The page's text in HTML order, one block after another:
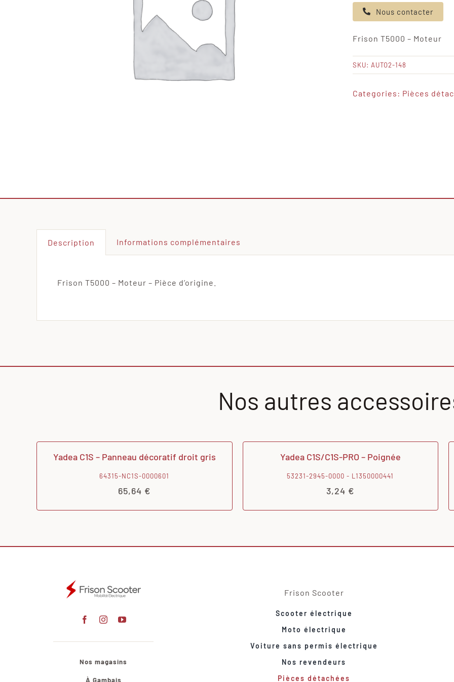
Frison
-
Moteur
Nous contacter
Frison T5000 – Moteur
SKU: AUTO2-148
Categories: Pièces
Description Informations complémentaires
Frison T5000 – Moteur – Pièce d’origine.
Nos autres
Yadea C1S – Panneau décoratif droit gris
64315-NC1S-0000601
65,64 €
Yadea C1S/C1S-PRO – Poignée
53231-2945-0000 - L1350000441
3,24 €
Nos magasins
À Gambais
Frison Scooter
Scooter électrique
Moto électrique
Voiture sans permis électrique
Nos revendeurs
Pièces détachées